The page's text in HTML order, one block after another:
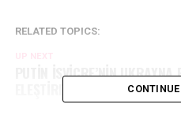
RELATED TOPICS:
UP NEXT
PUTİN İSVİÇRE’NİN